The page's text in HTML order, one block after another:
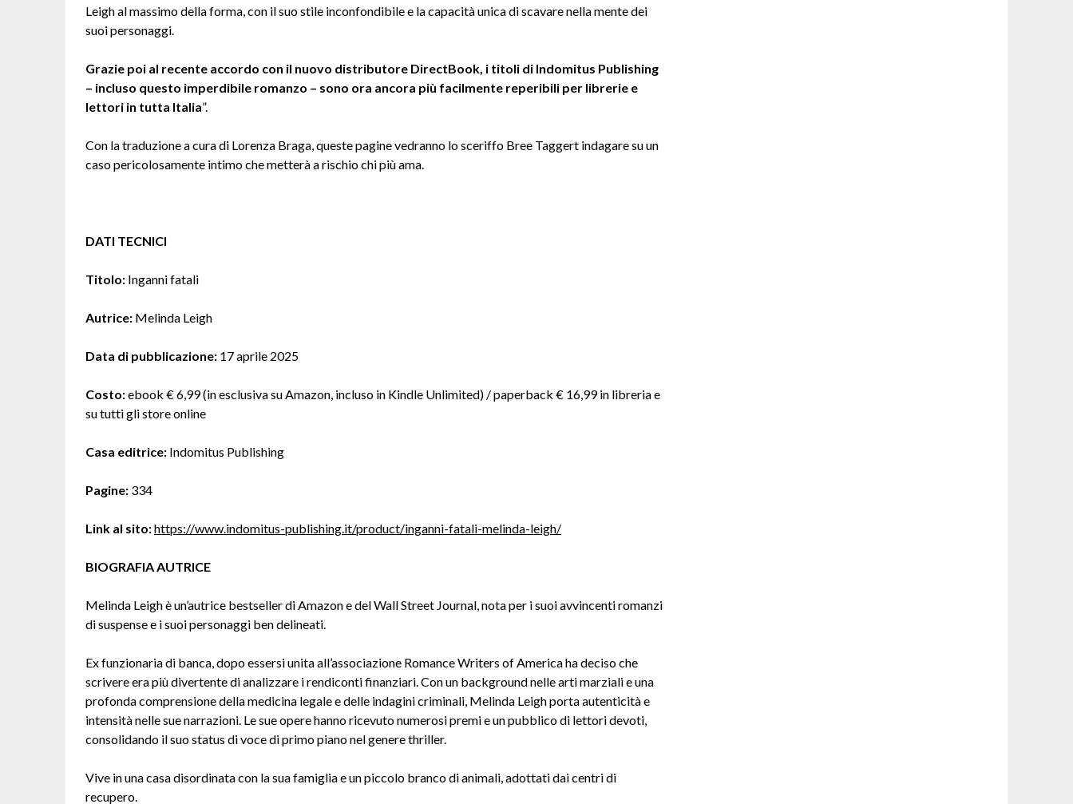
Leigh al massimo della forma, con il suo stile inconfondibile e la capacità unica di scavare nella mente dei
suoi personaggi.
Grazie poi al recente accordo con il nuovo distributore DirectBook, i titoli di Indomitus Publishing
– incluso questo imperdibile romanzo – sono ora ancora più facilmente reperibili per librerie e
lettori in tutta Italia”.
Con la traduzione a cura di Lorenza Braga, queste pagine vedranno lo sceriffo Bree Taggert indagare su un
caso pericolosamente intimo che metterà a rischio chi più ama.
DATI TECNICI
Titolo: Inganni fatali
Autrice: Melinda Leigh
Data di pubblicazione: 17 aprile 2025
Costo:ebook € 6,99 (in esclusiva su Amazon, incluso in Kindle Unlimited) / paperback € 16,99 in libreria e
su tutti gli store online
Casa editrice: Indomitus Publishing
Pagine: 334
Link al sito:https://www.indomitus-publishing.it/product/inganni-fatali-melinda-leigh/
BIOGRAFIA AUTRICE
Melinda Leigh è un’autrice bestseller di Amazon e del Wall Street Journal, nota per i suoi avvincenti romanzi
di suspense e i suoi personaggi ben delineati.
Ex funzionaria di banca, dopo essersi unita all’associazione Romance Writers of America ha deciso che
scrivere era più divertente di analizzare i rendiconti finanziari. Con un background nelle arti marziali e una
profonda comprensione della medicina legale e delle indagini criminali, Melinda Leigh porta autenticità e
intensità nelle sue narrazioni. Le sue opere hanno ricevuto numerosi premi e un pubblico di lettori devoti,
consolidando il suo status di voce di primo piano nel genere thriller.
Vive in una casa disordinata con la sua famiglia e un piccolo branco di animali, adottati dai centri di
recupero.